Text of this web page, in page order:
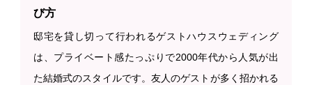
び方
邸宅を貸し切って行われるゲストハウスウェディング
は、プライベート感たっぷりで2000年代から人気が出
た結婚式のスタイルです。友人のゲストが多く招かれる